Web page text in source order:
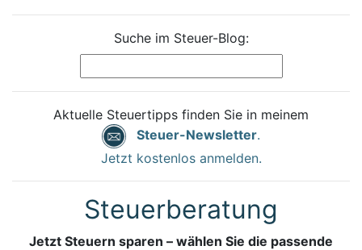
Suche im Steuer-Blog:
Aktuelle Steuertipps finden Sie in meinem
Steuer-Newsletter.
Jetzt kostenlos anmelden.
Steuerberatung
Jetzt Steuern sparen – wählen Sie die passende